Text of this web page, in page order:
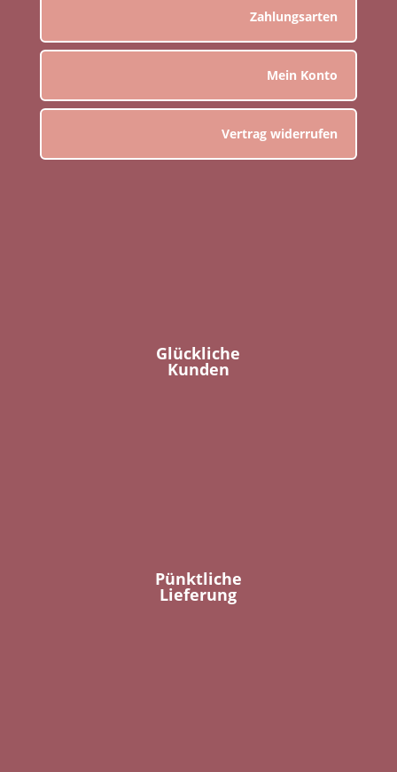
Zahlungsarten
Mein Konto
Vertrag widerrufen
Glückliche
Kunden
Pünktliche
Lieferung